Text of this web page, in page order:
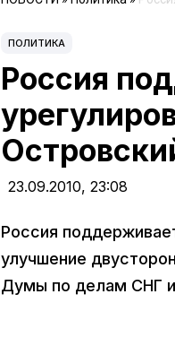
ПОЛИТИКА
Россия
23.09.2010, 23:08
Россия
улучшение
Думы по делам СНГ и